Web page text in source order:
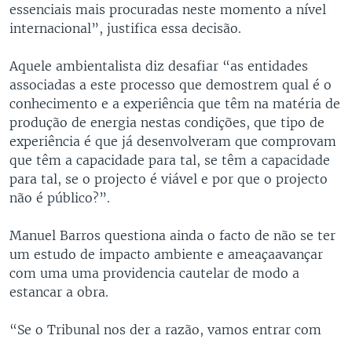
essenciais mais procuradas neste momento a nível
internacional”, justifica essa decisão.
Aquele ambientalista diz desafiar “as entidades
associadas a este processo que demostrem qual é o
conhecimento e a experiência que têm na matéria de
produção de energia nestas condições, que tipo de
experiência é que já desenvolveram que comprovam
que têm a capacidade para tal, se têm a capacidade
para tal, se o projecto é viável e por que o projecto
não é público?”.
Manuel Barros questiona ainda o facto de não se ter
um estudo de impacto ambiente e ameaçaavançar
com uma uma providencia cautelar de modo a
estancar a obra.
“Se o Tribunal nos der a razão, vamos entrar com